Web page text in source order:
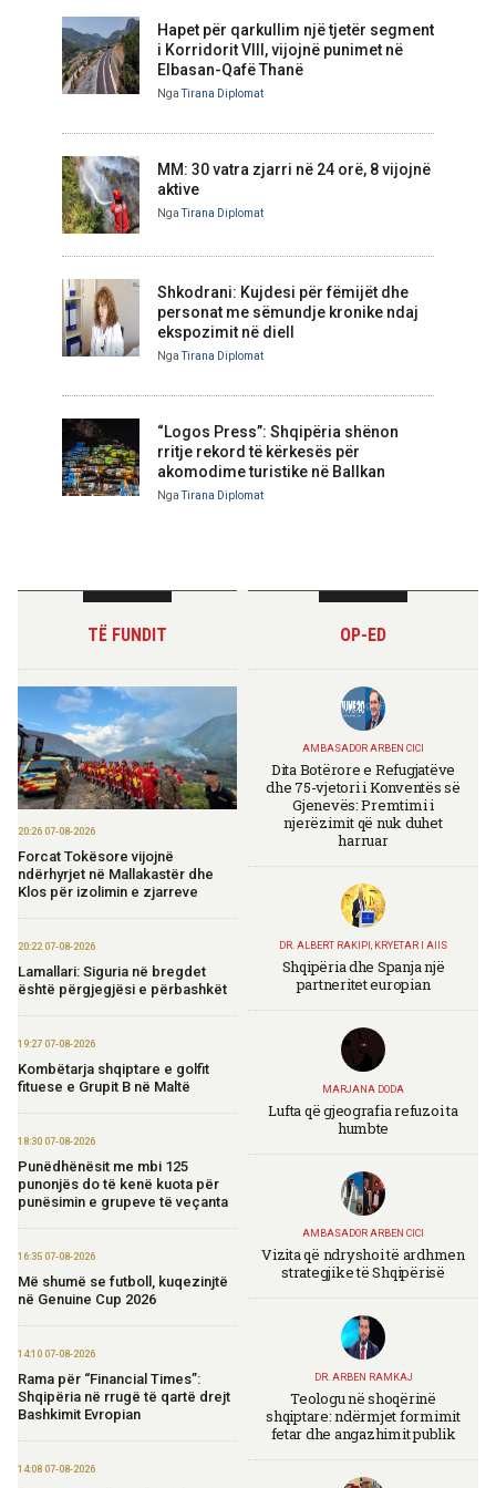
Hapet për qarkullim një tjetër segment
i Korridorit VIII, vijojnë punimet në
Elbasan-Qafë Thanë
NgaTirana Diplomat
MM: 30 vatra zjarri në 24 orë, 8 vijojnë
aktive
NgaTirana Diplomat
Shkodrani: Kujdesi për fëmijët dhe
personat me sëmundje kronike ndaj
ekspozimit në diell
NgaTirana Diplomat
“Logos Press”: Shqipëria shënon
rritje rekord të kërkesës për
akomodime turistike në Ballkan
NgaTirana Diplomat
TË FUNDIT
20:26 07-08-2026
Forcat Tokësore vijojnë
ndërhyrjet në Mallakastër dhe
Klos për izolimin e zjarreve
20:22 07-08-2026
Lamallari: Siguria në bregdet
është përgjegjësi e përbashkët
19:27 07-08-2026
Kombëtarja shqiptare e golfit
fituese e Grupit B në Maltë
18:30 07-08-2026
Punëdhënësit me mbi 125
punonjës do të kenë kuota për
punësimin e grupeve të veçanta
16:35 07-08-2026
Më shumë se futboll, kuqezinjtë
në Genuine Cup 2026
14:10 07-08-2026
Rama për “Financial Times”:
Shqipëria në rrugë të qartë drejt
Bashkimit Evropian
14:08 07-08-2026
OP-ED
AMBASADOR ARBEN CICI
Dita Botërore e Refugjatëve
dhe 75-vjetori i Konventës së
Gjenevës: Premtimi i
njerëzimit që nuk duhet
harruar
DR. ALBERT RAKIPI, KRYETAR I AIIS
Shqipëria dhe Spanja një
partneritet europian
MARJANA DODA
Lufta që gjeografia refuzoi ta
humbte
AMBASADOR ARBEN CICI
Vizita që ndryshoi të ardhmen
strategjike të Shqipërisë
DR. ARBEN RAMKAJ
Teologu në shoqërinë
shqiptare: ndërmjet formimit
fetar dhe angazhimit publik